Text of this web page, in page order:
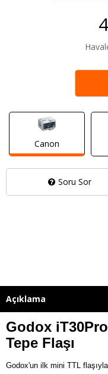
Soru Sor
Canon
Açıklama
Godox
Tepe Flaşı
Godox'un ilk mini TTL